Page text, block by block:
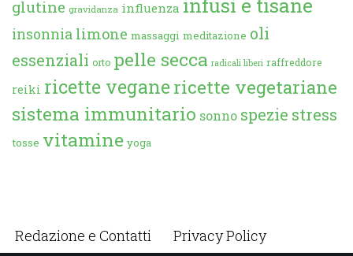
glutine gravidanza influenza
insonnia limone massaggi meditazione oli
essenziali orto pelle secca radicali liberi raffreddore
reiki ricette veganericette vegetariane
sistema immunitario sonno spezie stress
tosse vitamine yoga
Redazione e Contatti Privacy Policy